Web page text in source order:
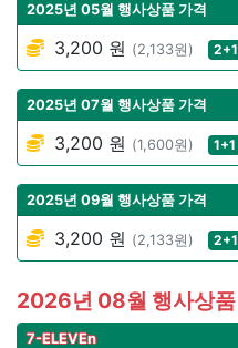
2025년 05월 행사상품 가격
3,200 원 (2,133원) 2+1
2025년 07월 행사상품 가격
3,200 원 (1,600원) 1+1
2025년 09월 행사상품 가격
3,200 원 (2,133원) 2+1
2026년 08월 행사상품
7-ELEVEn